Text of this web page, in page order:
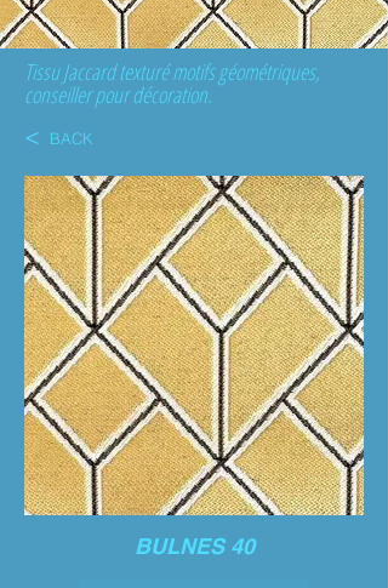
Tissu Jaccard texturé motifs géométriques,
conseiller pour décoration.
< BACK
BULNES 40